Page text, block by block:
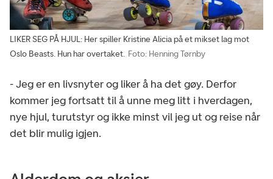
LIKER SEG PÅ HJUL: Her spiller Kristine Alicia på et mikset lag mot
Oslo Beasts. Hun har overtaket. Foto: Henning Tørnby
- Jeg er en livsnyter og liker å ha det gøy. Derfor
kommer jeg fortsatt til å unne meg litt i hverdagen,
nye hjul, turutstyr og ikke minst vil jeg ut og reise når
det blir mulig igjen.